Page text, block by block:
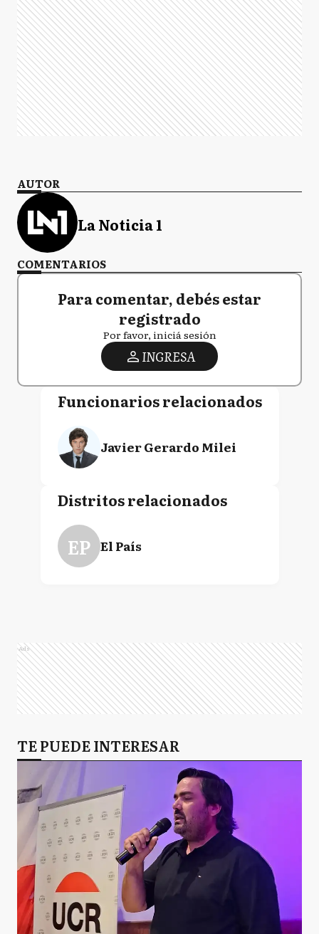
AUTOR
La Noticia 1
COMENTARIOS
Para comentar, debés estar
registrado
Por favor, iniciá sesión
INGRESA
Funcionarios relacionados
Javier Gerardo Milei
Distritos relacionados
EP El País
Ads
TE PUEDE INTERESAR